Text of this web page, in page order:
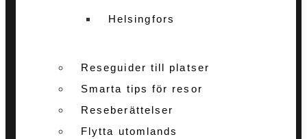
Helsingfors
Reseguider till platser
Smarta tips för resor
Reseberättelser
Flytta utomlands